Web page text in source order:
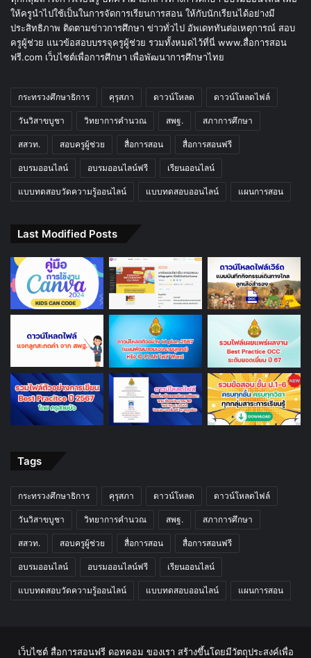
ให้ครูนำไปใช้เป็นในการจัดการเรียนการสอน ให้กับนักเรียนได้อย่างมี
ประสิทธิภาพ ติดตามข่าวการศึกษา ข่าวทั่วไป อัพเดททันต่อเหตุการณ์ สอบ
ครูผู้ช่วย แนวข้อสอบบรรจุครูผู้ช่วย รวมทั้งหมดไว้ที่นี่ www.สื่อการสอน
ฟรี.com เว็บไซต์เพื่อการศึกษา เพื่อพัฒนาการศึกษาไทย
กระทรวงศึกษาธิการ คุรุสภา ดาวน์โหลด ดาวน์โหลดไฟล์
วันวิสาขบูชา วิทยาการคำนวณ สพฐ. สภาการศึกษา
สสวท. สอบครูผู้ช่วย สื่อการสอน สื่อการสอนฟรี
อบรมออนไลน์ อบรมออนไลน์ฟรี เรียนออนไลน์
แบบทดสอบวัดความรู้ออนไลน์ แบบทดสอบออนไลน์ แผนการสอน
Last Modified Posts
Tags
กระทรวงศึกษาธิการ คุรุสภา ดาวน์โหลด ดาวน์โหลดไฟล์
วันวิสาขบูชา วิทยาการคำนวณ สพฐ. สภาการศึกษา
สสวท. สอบครูผู้ช่วย สื่อการสอน สื่อการสอนฟรี
อบรมออนไลน์ อบรมออนไลน์ฟรี เรียนออนไลน์
แบบทดสอบวัดความรู้ออนไลน์ แบบทดสอบออนไลน์ แผนการสอน
เว็บไซต์ สื่อการสอนฟรี ดอทคอม ของเรา สร้างขึ้นโดยมีวัตถุประสงค์เพื่อ